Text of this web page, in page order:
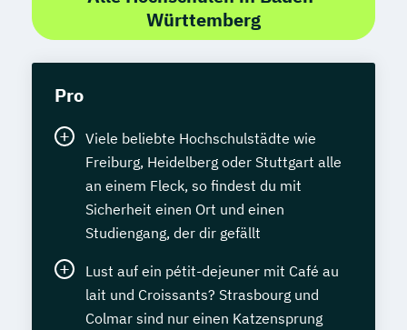
Württemberg
Pro
Viele beliebte Hochschulstädte wie
Freiburg, Heidelberg oder Stuttgart alle
an einem Fleck, so findest du mit
Sicherheit einen Ort und einen
Studiengang, der dir gefällt
Lust auf ein pétit-dejeuner mit Café au
lait und Croissants? Strasbourg und
Colmar sind nur einen Katzensprung